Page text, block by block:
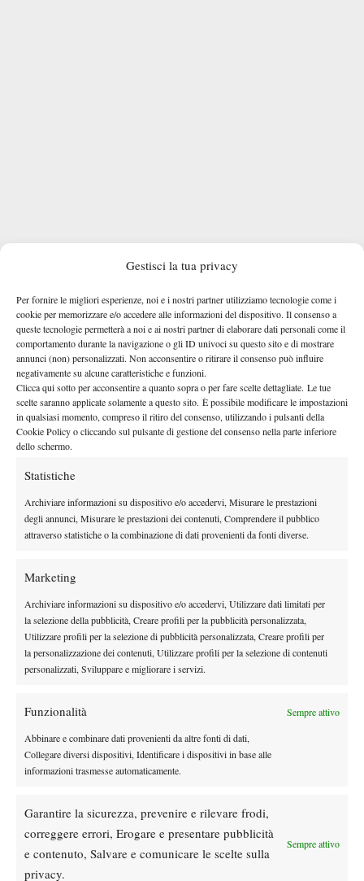
Gestisci la tua privacy
Per fornire le migliori esperienze, noi e i nostri partner utilizziamo tecnologie come i
cookie per memorizzare e/o accedere alle informazioni del dispositivo. Il consenso a
queste tecnologie permetterà a noi e ai nostri partner di elaborare dati personali come il
comportamento durante la navigazione o gli ID univoci su questo sito e di mostrare
annunci (non) personalizzati. Non acconsentire o ritirare il consenso può influire
negativamente su alcune caratteristiche e funzioni.
Clicca qui sotto per acconsentire a quanto sopra o per fare scelte dettagliate. Le tue
scelte saranno applicate solamente a questo sito. È possibile modificare le impostazioni
in qualsiasi momento, compreso il ritiro del consenso, utilizzando i pulsanti della
Cookie Policy o cliccando sul pulsante di gestione del consenso nella parte inferiore
dello schermo.
Statistiche
Archiviare informazioni su dispositivo e/o accedervi, Misurare le prestazioni
degli annunci, Misurare le prestazioni dei contenuti, Comprendere il pubblico
attraverso statistiche o la combinazione di dati provenienti da fonti diverse.
Marketing
Archiviare informazioni su dispositivo e/o accedervi, Utilizzare dati limitati per
la selezione della pubblicità, Creare profili per la pubblicità personalizzata,
Utilizzare profili per la selezione di pubblicità personalizzata, Creare profili per
la personalizzazione dei contenuti, Utilizzare profili per la selezione di contenuti
personalizzati, Sviluppare e migliorare i servizi.
Funzionalità Sempre attivo
Abbinare e combinare dati provenienti da altre fonti di dati,
Collegare diversi dispositivi, Identificare i dispositivi in base alle
informazioni trasmesse automaticamente.
Garantire la sicurezza, prevenire e rilevare frodi,
correggere errori, Erogare e presentare pubblicità
e contenuto, Salvare e comunicare le scelte sulla
privacy.
Sempre attivo
Coco
Gauff
destroys
her racket
backstage
after
losing in
less than 1
hour
Elina
Svitolina
at the
Australian
Her worst loss at a Grand Slam
since 2019 (USO vs Osaka
2019)pic.twitter.com/v3NmrNUAO0
— edgeAI
(@edgeAIapp)
January 27,
Fai clic su "Accetto" per abilitare Twitter
Cookie Policy
DI TENDENZA
News
giocherà lo US Open, forse non lo vedremo
Atp News
Masters 1000 Montreal 2026, Musetti: “Mi
sempre le stesse sensazioni”
Atp News
Effetto Montreal: forfait e sorprese